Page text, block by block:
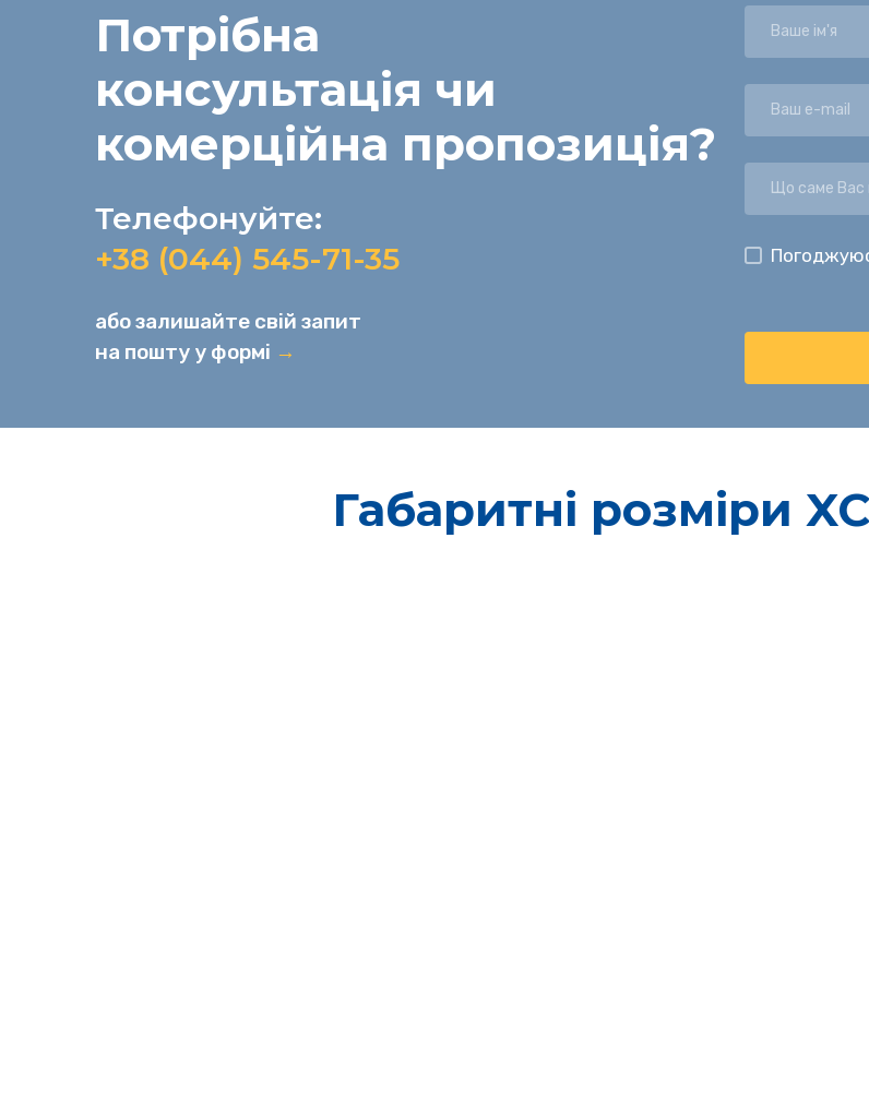
Потрібна
консультація чи
комерційна пропозиція?
Телефонуйте:
+38 (044) 545-71-35
або залишайте свій запит
на пошту у формі →
Габаритні розміри